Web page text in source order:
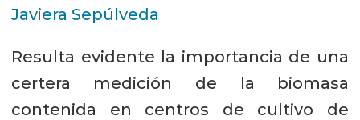
Javiera Sepúlveda
Resulta evidente la importancia de una
certera medición de la biomasa
contenida en centros de cultivo de